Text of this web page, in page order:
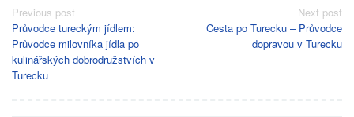
Post
navigation
Previous post
Průvodce tureckým jídlem:
Průvodce milovníka jídla po
kulinářských dobrodružstvích v
Turecku
Next post
Cesta po Turecku – Průvodce
dopravou v Turecku